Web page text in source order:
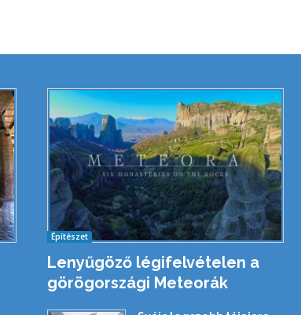
Építészet
Lenyűgöző légifelvételen a
görögországi Meteorák